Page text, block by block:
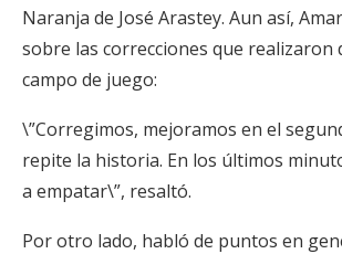
Naranja de José Arastey. Aun así,
sobre las correcciones que realizaron
campo de juego:
\”Corregimos, mejoramos en el
repite la historia. En los últimos
a empatar\”, resaltó.
Por otro lado, habló de puntos en